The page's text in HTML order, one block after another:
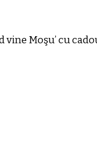
vine Moşu’ cu